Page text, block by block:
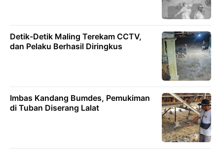
Detik-Detik Maling Terekam CCTV,
dan Pelaku Berhasil Diringkus
Imbas Kandang Bumdes, Pemukiman
di Tuban Diserang Lalat